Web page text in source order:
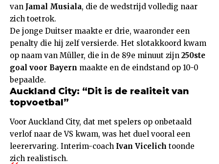
van Jamal Musiala, die de wedstrijd volledig naar
zich toetrok.
De jonge Duitser maakte er drie, waaronder een
penalty die hij zelf versierde. Het slotakkoord kwam
op naam van Müller, die in de 89e minuut zijn 250ste
goal voor Bayern maakte en de eindstand op 10-0
bepaalde.
Auckland City: “Dit is de realiteit van
topvoetbal”
Voor Auckland City, dat met spelers op onbetaald
verlof naar de VS kwam, was het duel vooral een
leerervaring. Interim-coach Ivan Vicelich toonde
zich realistisch.